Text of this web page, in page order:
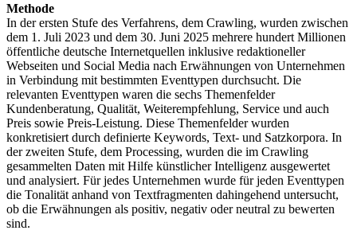
Methode
In der ersten Stufe des Verfahrens, dem Crawling, wurden zwischen
dem 1. Juli 2023 und dem 30. Juni 2025 mehrere hundert Millionen
öffentliche deutsche Internetquellen inklusive redaktioneller
Webseiten und Social Media nach Erwähnungen von Unternehmen
in Verbindung mit bestimmten Eventtypen durchsucht. Die
relevanten Eventtypen waren die sechs Themenfelder
Kundenberatung, Qualität, Weiterempfehlung, Service und auch
Preis sowie Preis-Leistung. Diese Themenfelder wurden
konkretisiert durch definierte Keywords, Text- und Satzkorpora. In
der zweiten Stufe, dem Processing, wurden die im Crawling
gesammelten Daten mit Hilfe künstlicher Intelligenz ausgewertet
und analysiert. Für jedes Unternehmen wurde für jeden Eventtypen
die Tonalität anhand von Textfragmenten dahingehend untersucht,
ob die Erwähnungen als positiv, negativ oder neutral zu bewerten
sind.